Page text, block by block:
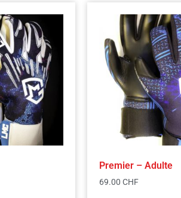
Premier – Adulte
69.00 CHF